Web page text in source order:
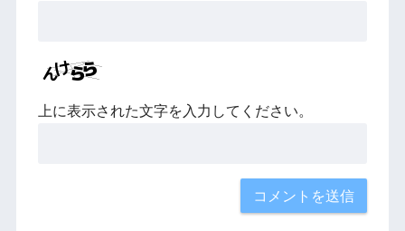
上に表示された文字を入力してください。